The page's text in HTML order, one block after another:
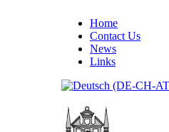
Home
Contact Us
News
Links